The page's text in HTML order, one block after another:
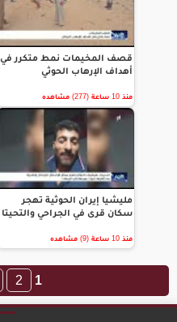
قصف المخيمات نمط متكرر في
أهداف الإرهاب الحوثي
منذ 10 ساعة (277) مشاهده
مليشيا إيران الحوثية تهجر
سكان قرى في الجراحي والتحيتا
منذ 10 ساعة (9) مشاهده
1
2